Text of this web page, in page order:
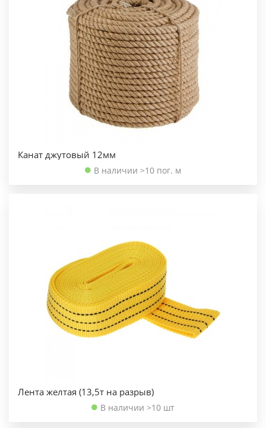
Канат джутовый 12мм
В наличии >10 пог. м
Лента желтая (13,5т на разрыв)
В наличии >10 шт